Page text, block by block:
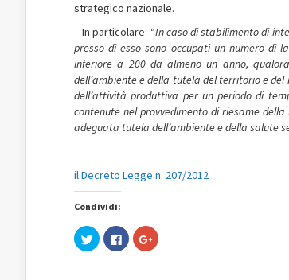
strategico nazionale.
– In particolare: “In caso di stabilimento di
presso di esso sono occupati un numero di
inferiore a 200 da almeno un anno,
dell’ambiente e della tutela del territorio e
dell’attività produttiva per un periodo di
contenute nel provvedimento di riesame
adeguata tutela dell’ambiente e della salute
il Decreto Legge n. 207/2012
Condividi:
Fai
clic
Fai
clic
Fai
clic